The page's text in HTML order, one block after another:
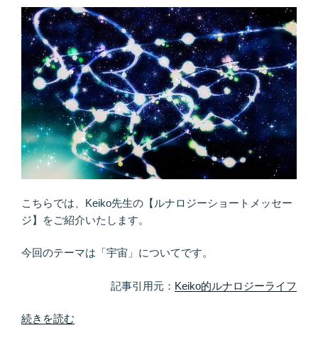
い”
の
の
な
ら
す
べ
て
を
手
放
す
と、
持
っ
い
の
こちらでは、Keiko先生の【ルナロジーショートメッセー
ジ】をご紹介いたします。
今回のテーマは「宇宙」についてです。
記事引用元： Keiko的ルナロジーライフ
“宇
続きを読む